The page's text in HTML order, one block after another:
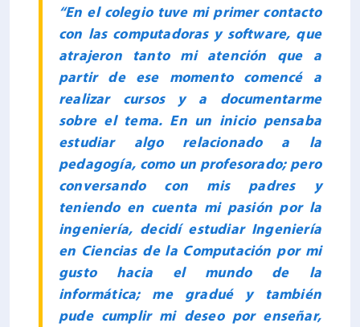
“En el colegio tuve mi primer contacto
con las computadoras y software, que
atrajeron tanto mi atención que a
partir de ese momento comencé a
realizar cursos y a documentarme
sobre el tema. En un inicio pensaba
estudiar algo relacionado a la
pedagogía, como un profesorado; pero
conversando con mis padres y
teniendo en cuenta mi pasión por la
ingeniería, decidí estudiar Ingeniería
en Ciencias de la Computación por mi
gusto hacia el mundo de la
informática; me gradué y también
pude cumplir mi deseo por enseñar,